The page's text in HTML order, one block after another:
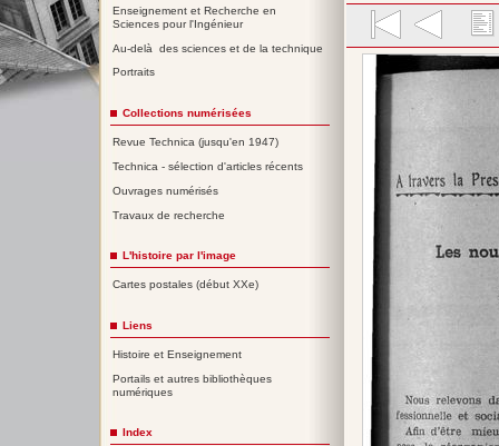
Enseignement et Recherche en
Sciences pour l'Ingénieur
Au-delà des sciences et de la technique
Portraits
Collections numérisées
Revue Technica (jusqu'en 1947)
Technica - sélection d'articles récents
Ouvrages numérisés
Travaux de recherche
L'histoire par l'image
Cartes postales (début XXe)
Liens
Histoire et Enseignement
Portails et autres bibliothèques
numériques
Index